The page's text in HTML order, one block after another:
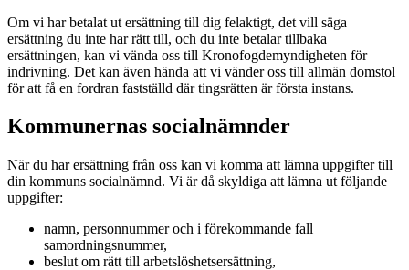
Om vi har betalat ut ersättning till dig felaktigt, det vill säga
ersättning du inte har rätt till, och du inte betalar tillbaka
ersättningen, kan vi vända oss till Kronofogdemyndigheten för
indrivning. Det kan även hända att vi vänder oss till allmän domstol
för att få en fordran fastställd där tingsrätten är första instans.
Kommunernas socialnämnder
När du har ersättning från oss kan vi komma att lämna uppgifter till
din kommuns socialnämnd. Vi är då skyldiga att lämna ut följande
uppgifter:
namn, personnummer och i förekommande fall
samordningsnummer,
beslut om rätt till arbetslöshetsersättning,